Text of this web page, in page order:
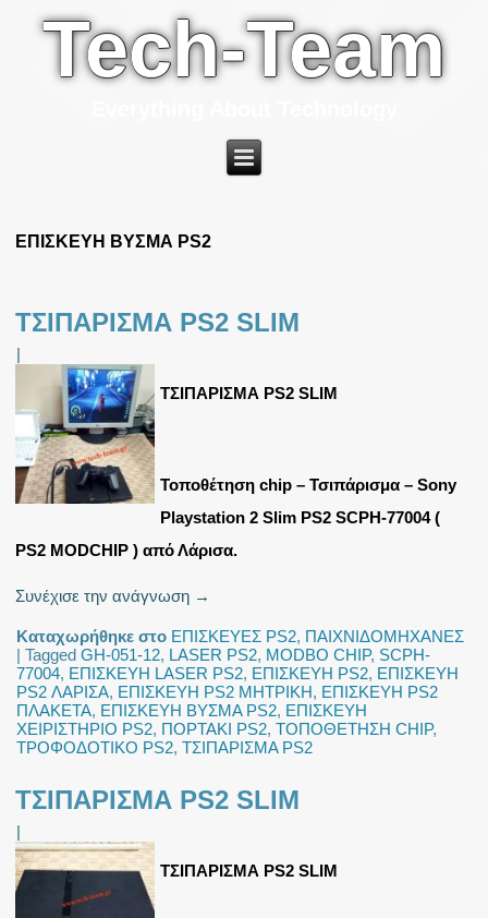
Tech-Team
ΕΠΙΣΚΕΥΗ ΒΥΣΜΑ PS2
ΤΣΙΠΑΡΙΣΜΑ PS2 SLIM
|
ΤΣΙΠΑΡΙΣΜΑ PS2 SLIM
Τοποθέτηση chip – Τσιπάρισμα – Sony
Playstation 2 Slim PS2 SCPH-77004 (
PS2 MODCHIP ) από Λάρισα.
Συνέχισε την ανάγνωση →
Καταχωρήθηκε στο ΕΠΙΣΚΕΥΕΣ PS2, ΠΑΙΧΝΙΔΟΜΗΧΑΝΕΣ
|Tagged GH-051-12, LASER PS2, MODBO CHIP, SCPH-
77004, ΕΠΙΣΚΕΥΗ LASER PS2, ΕΠΙΣΚΕΥΗ PS2, ΕΠΙΣΚΕΥΗ
PS2 ΛΑΡΙΣΑ, ΕΠΙΣΚΕΥΗ PS2 ΜΗΤΡΙΚΗ, ΕΠΙΣΚΕΥΗ PS2
ΠΛΑΚΕΤΑ, ΕΠΙΣΚΕΥΗ ΒΥΣΜΑ PS2, ΕΠΙΣΚΕΥΗ
ΧΕΙΡΙΣΤΗΡΙΟ PS2, ΠΟΡΤΑΚΙ PS2,ΤΟΠΟΘΕΤΗΣΗ CHIP,
ΤΡΟΦΟΔΟΤΙΚΟ PS2,ΤΣΙΠΑΡΙΣΜΑ PS2
ΤΣΙΠΑΡΙΣΜΑ PS2 SLIM
|
ΤΣΙΠΑΡΙΣΜΑ PS2 SLIM